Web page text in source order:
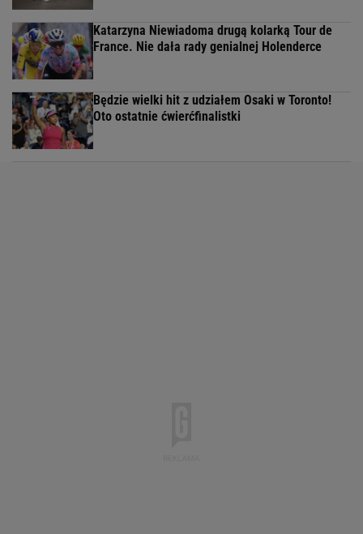
Katarzyna Niewiadoma drugą kolarką Tour de
France. Nie dała rady genialnej Holenderce
Będzie wielki hit z udziałem Osaki w Toronto!
Oto ostatnie ćwierćfinalistki